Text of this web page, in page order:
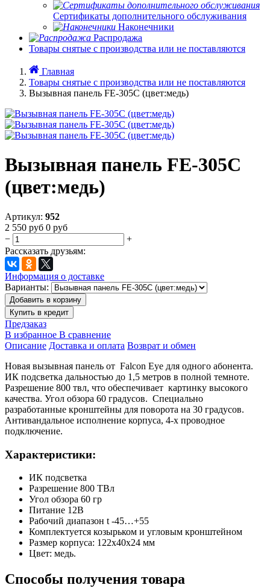
Сертификаты дополнительного обслуживания
Наконечники
Распродажа
Товары снятые с производства или не поставляются
Главная
Товары снятые с производства или не поставляются
Вызывная панель FE-305C (цвет:медь)
Вызывная панель FE-305C
(цвет:медь)
Артикул: 952
2 550 руб 0 руб
−
+
Рассказать друзьям:
Информация о доставке
Варианты:
Добавить в корзину
Купить в кредит
Предзаказ
В избранное В сравнение
Описание Доставка и оплата Возврат и обмен
Новая вызывная панель от Falcon Eye для одного абонента.
ИК подсветка дальностью до 1,5 метров в полной темноте.
Разрешение 800 твл, что обеспечивает картинку высокого
качества. Угол обзора 60 градусов. Специально
разработанные кронштейны для поворота на 30 градусов.
Антивандальное исполнение корпуса, 4-х проводное
подключение.
Характеристики:
ИК подсветка
Разрешение 800 ТВл
Угол обзора 60 гр
Питание 12В
Рабочий диапазон t -45…+55
Комплектуется козырьком и угловым кронштейном
Размер корпуса: 122х40х24 мм
Цвет: медь.
Способы получения товара